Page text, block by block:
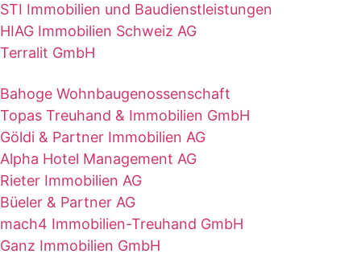
STI Immobilien und Baudienstleistungen
HIAG Immobilien Schweiz AG
Terralit GmbH
Bahoge Wohnbaugenossenschaft
Topas Treuhand & Immobilien GmbH
Göldi & Partner Immobilien AG
Alpha Hotel Management AG
Rieter Immobilien AG
Büeler & Partner AG
mach4 Immobilien-Treuhand GmbH
Ganz Immobilien GmbH